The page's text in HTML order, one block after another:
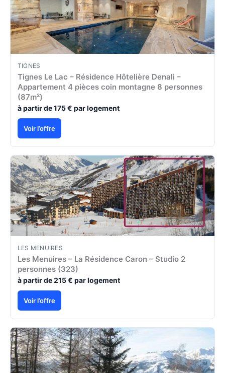
TIGNES
Tignes Le Lac – Résidence Hôtelière Denali –
Appartement 4 pièces coin montagne 8 personnes
(87m²)
à partir de 175 € par logement
Voir l’offre
LES MENUIRES
Les Menuires – La Résidence Caron – Studio 2
personnes (323)
à partir de 215 € par logement
Voir l’offre